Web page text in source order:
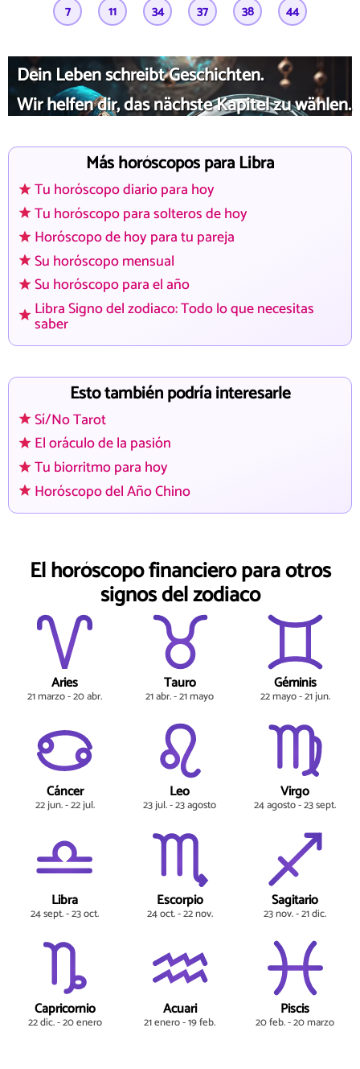
7 11 34 37 38 44
Dein Leben schreibt Geschichten.
Wir helfen dir, das nächste Kapitel zu wählen.
Más horóscopos para Libra
Tu horóscopo diario para hoy
Tu horóscopo para solteros de hoy
Horóscopo de hoy para tu pareja
Su horóscopo mensual
Su horóscopo para el año
Libra Signo del zodiaco: Todo lo que necesitas
saber
Esto también podría interesarle
Sí/No Tarot
El oráculo de la pasión
Tu biorritmo para hoy
Horóscopo del Año Chino
El horóscopo financiero para otros
signos del zodiaco
Aries
21 marzo - 20 abr.
Tauro
21 abr. - 21 mayo
Géminis
22 mayo - 21 jun.
Cáncer
22 jun. - 22 jul.
Leo
23 jul. - 23 agosto
Virgo
24 agosto - 23 sept.
Libra
24 sept. - 23 oct.
Escorpio
24 oct. - 22 nov.
Sagitario
23 nov. - 21 dic.
Capricornio
22 dic. - 20 enero
Acuari
21 enero - 19 feb.
Piscis
20 feb. - 20 marzo